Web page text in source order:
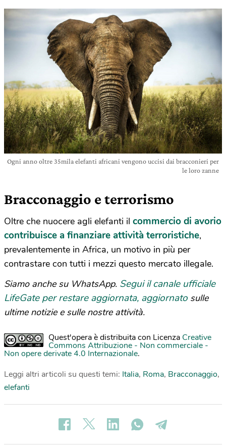
Ogni anno oltre 35mila elefanti africani vengono uccisi dai bracconieri per
le loro zanne
Bracconaggio e terrorismo
Oltre che nuocere agli elefanti il commercio di avorio
contribuisce a finanziare attività terroristiche,
prevalentemente in Africa, un motivo in più per
contrastare con tutti i mezzi questo mercato illegale.
Siamo anche su WhatsApp. Segui il canale ufficiale
LifeGate per restare aggiornata, aggiornato sulle
ultime notizie e sulle nostre attività.
Quest'opera è distribuita con Licenza Creative
Commons Attribuzione - Non commerciale -
Non opere derivate 4.0 Internazionale.
Leggi altri articoli su questi temi: Italia, Roma, Bracconaggio,
elefanti